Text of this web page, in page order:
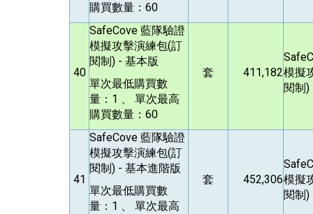
購買數量：60
40
SafeCove 藍隊驗證
模擬攻擊演練包(訂
閱制) - 基本版
單次最低購買數
量：1 、 單次最高
購買數量：60
套 411,182模擬
閱制)
41
SafeCove 藍隊驗證
模擬攻擊演練包(訂
閱制) - 基本進階版
單次最低購買數
量：1 、 單次最高
套 452,306模擬
閱制)